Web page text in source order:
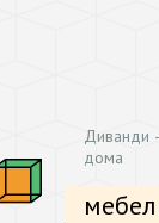
Диванди
дома